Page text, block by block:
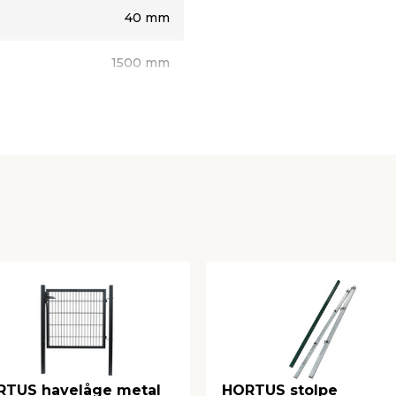
nødvendige stabilitet.
levering
40 mm
1500 mm
havelåge metal
HORTUS stolpe